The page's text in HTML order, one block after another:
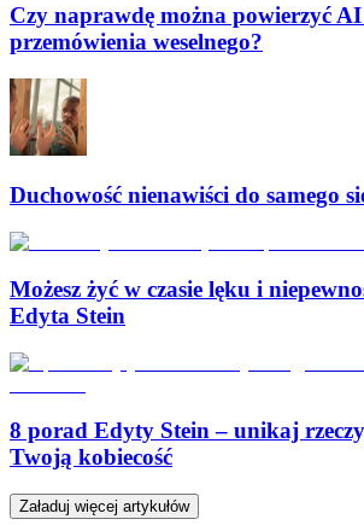
Czy naprawdę można powierzyć
przemówienia weselnego?
Duchowość nienawiści do samego
Możesz żyć w czasie lęku i
Edyta Stein
8 porad Edyty Stein – unikaj
Twoją kobiecość
Załaduj więcej artykułów